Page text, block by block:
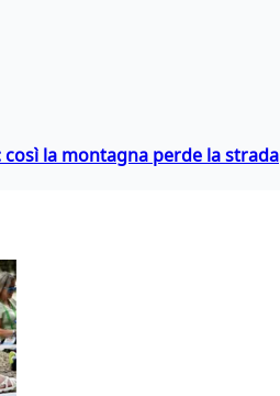
così la montagna perde la strada